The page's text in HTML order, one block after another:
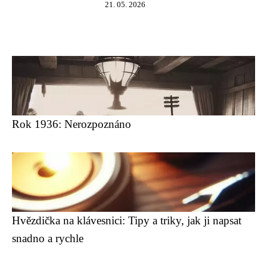
21. 05. 2026
Rok 1936: Nerozpoznáno
Hvězdička na klávesnici: Tipy a triky, jak ji napsat
snadno a rychle